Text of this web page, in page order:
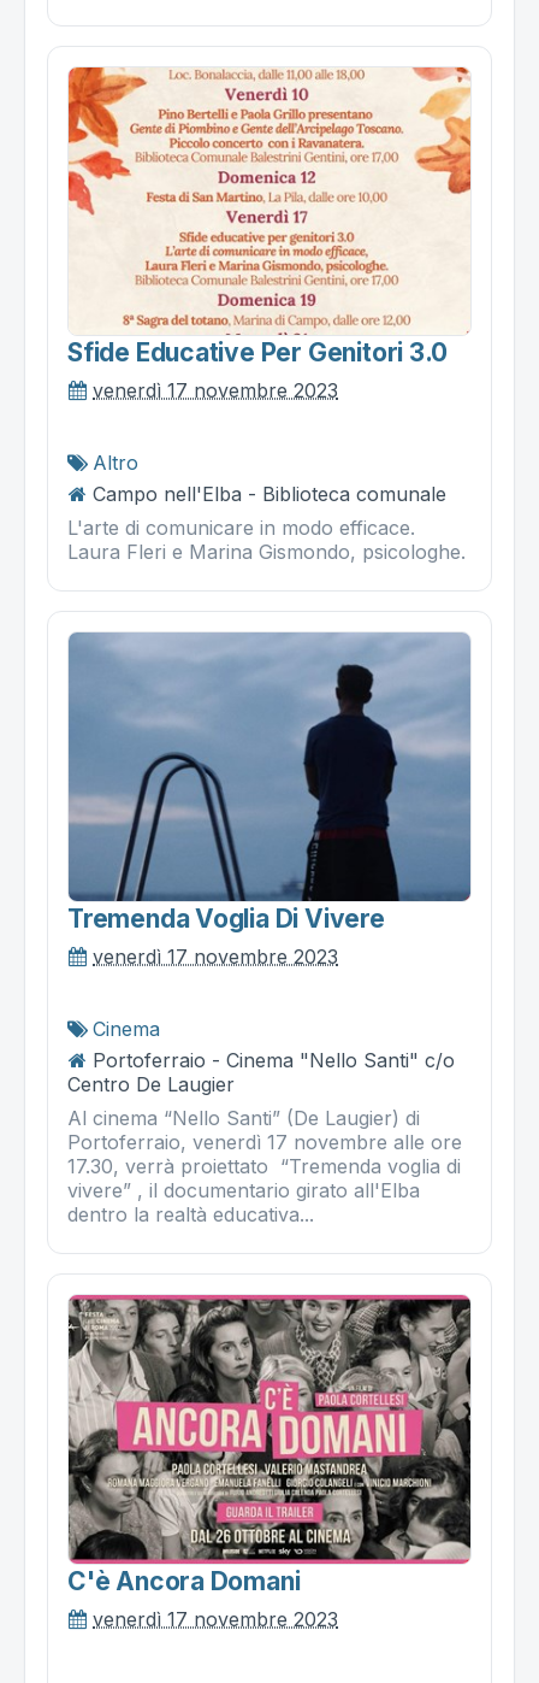
Sfide Educative Per Genitori 3.0
venerdì 17 novembre 2023
Altro
Campo nell'Elba - Biblioteca comunale
L'arte di comunicare in modo efficace.
Laura Fleri e Marina Gismondo, psicologhe.
Tremenda Voglia Di Vivere
venerdì 17 novembre 2023
Cinema
Portoferraio - Cinema "Nello Santi" c/o
Centro De Laugier
Al cinema “Nello Santi” (De Laugier) di
Portoferraio, venerdì 17 novembre alle ore
17.30, verrà proiettato “Tremenda voglia di
vivere” , il documentario girato all'Elba
dentro la realtà educativa...
C'è Ancora Domani
venerdì 17 novembre 2023